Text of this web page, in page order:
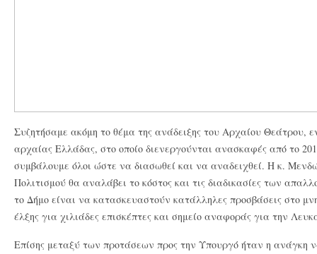
Συζητήσαμε ακόμη το θέμα της ανάδειξης του Αρχαίου Θεάτρου,
αρχαίας Ελλάδας, στο οποίο διενεργούνται ανασκαφές από το
συμβάλουμε όλοι ώστε να διασωθεί και να αναδειχθεί. Η κ.
Πολιτισμού θα αναλάβει το κόστος και τις διαδικασίες των
το Δήμο είναι να κατασκευαστούν κατάλληλες προσβάσεις στο
έλξης για χιλιάδες επισκέπτες και σημείο αναφοράς για την
Επίσης μεταξύ των προτάσεων προς την Υπουργό ήταν η ανάγκη